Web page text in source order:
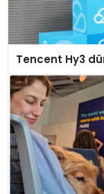
Tencent Hy3